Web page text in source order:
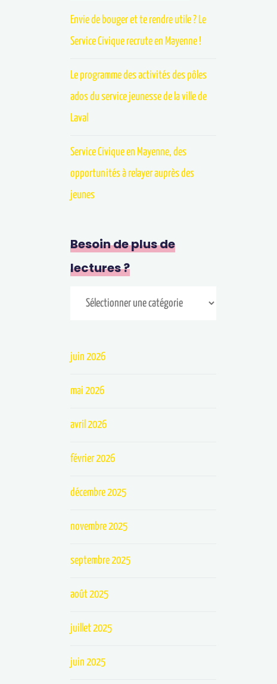
Envie de bouger et te rendre utile ? Le
Service Civique recrute en Mayenne !
Le programme des activités des pôles
ados du service jeunesse de la ville de
Laval
Service Civique en Mayenne, des
opportunités à relayer auprès des
jeunes
Besoin de plus de
lectures ?
juin 2026
mai 2026
avril 2026
février 2026
décembre 2025
novembre 2025
septembre 2025
août 2025
juillet 2025
juin 2025